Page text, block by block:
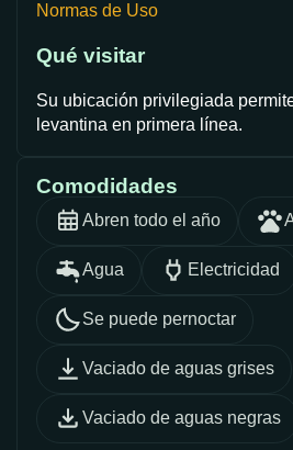
Normas de Uso
Qué visitar
Su ubicación privilegiada
levantina en primera línea.
Comodidades
Abren todo el año
Agua Electricidad
Se puede pernoctar
Vaciado de aguas grises
Vaciado de aguas negras